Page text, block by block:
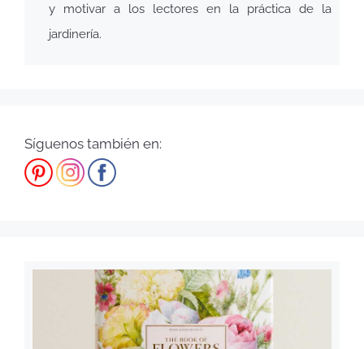
y motivar a los lectores en la práctica de la
jardinería.
Síguenos también en: